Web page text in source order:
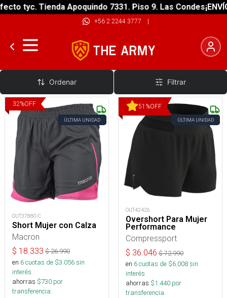
tyc. Tienda Apoquindo 7331. Piso 9. Las Condes
+56 2 2244 3777 |
Short
Ordenar Filtrar
32%OFF
ÚLTIMA UNIDAD
OUT37880-C
Short Mujer con Calza
Macron
$ 18.333 $26.990
en 6cuotas de $3.056sin
interés
ahorras $730 por
transferencia.
51 %OFF
ÚLTIMA UNIDAD
OUT42426
Overshort Para Mujer
Performance
Compressport
$ 36.046 $72.990
en 6cuotas de $6.008sin
interés
ahorras $1.440 por
transferencia.